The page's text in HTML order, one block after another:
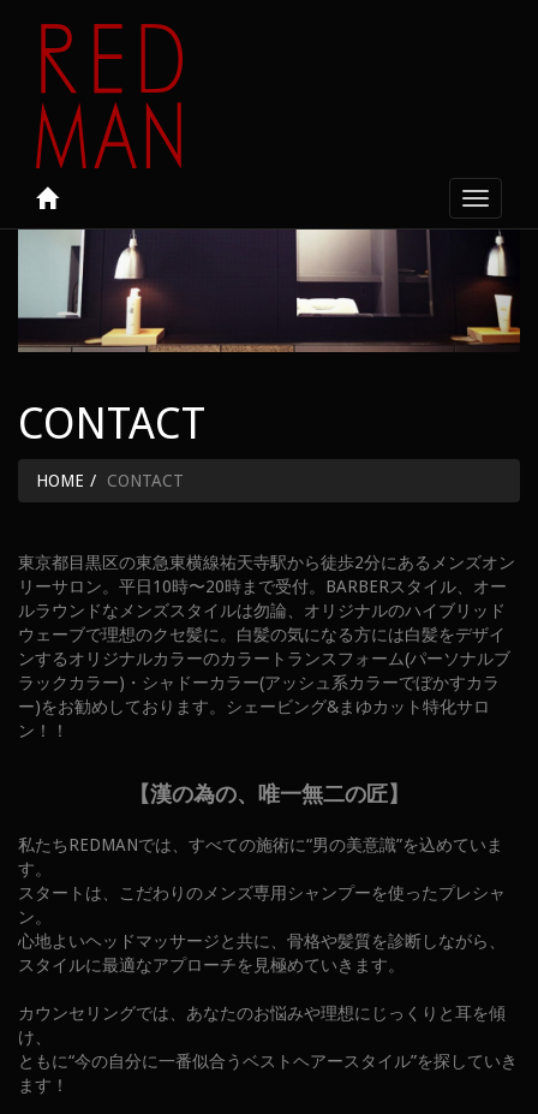
Toggle
CONTACT
HOME CONTACT
東京都目黒区の東急東横線祐天寺駅から徒歩2分にあるメンズオン
リーサロン。平日10時〜20時まで受付。BARBERスタイル、オー
ルラウンドなメンズスタイルは勿論、オリジナルのハイブリッド
ウェーブで理想のクセ髪に。白髪の気になる方には白髪をデザイ
ンするオリジナルカラーのカラートランスフォーム(パーソナルブ
ラックカラー)・シャドーカラー(アッシュ系カラーでぼかすカラ
ー)をお勧めしております。シェービング&まゆカット特化サロ
ン！！
【漢の為の、唯一無二の匠】
私たちREDMANでは、すべての施術に“男の美意識”を込めていま
す。
スタートは、こだわりのメンズ専用シャンプーを使ったプレシャ
ン。
心地よいヘッドマッサージと共に、骨格や髪質を診断しながら、
スタイルに最適なアプローチを見極めていきます。
カウンセリングでは、あなたのお悩みや理想にじっくりと耳を傾
け、
ともに“今の自分に一番似合うベストヘアースタイル”を探していき
ます！